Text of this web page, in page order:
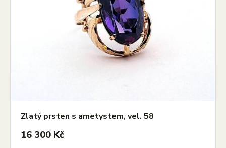
Zlatý prsten s ametystem, vel. 58
16 300 Kč